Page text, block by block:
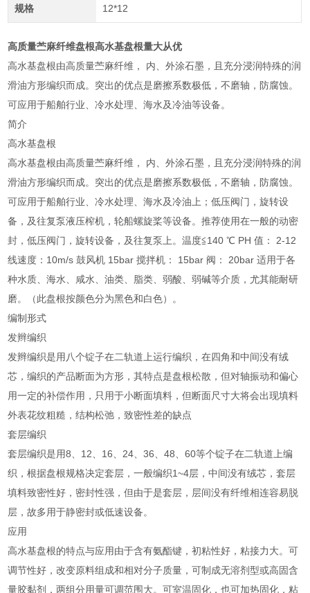
规格 12*12
高质量苎麻纤维盘根高水基盘根量大从优
高水基盘根由高质量苎麻纤维， 内、外涂石墨，且充分浸润特殊的润
滑油方形编织而成。突出的优点是磨擦系数极低，不磨轴，防腐蚀。
可应用于船舶行业、冷水处理、海水及冷油等设备。
简介
高水基盘根
高水基盘根由高质量苎麻纤维， 内、外涂石墨，且充分浸润特殊的润
滑油方形编织而成。突出的优点是磨擦系数极低，不磨轴，防腐蚀。
可应用于船舶行业、冷水处理、海水及冷油上；低压阀门，旋转设
备，及往复泵液压榨机，轮船螺旋桨等设备。推荐使用在一般的动密
封，低压阀门，旋转设备，及往复泵上。温度≦140 ℃ PH 值： 2-12
线速度：10m/s 鼓风机 15bar 搅拌机： 15bar 阀： 20bar 适用于各
种水质、海水、咸水、油类、脂类、弱酸、弱碱等介质，尤其能耐研
磨。（此盘根按颜色分为黑色和白色）。
编制形式
发辫编织
发辫编织是用八个锭子在二轨道上运行编织，在四角和中间没有绒
芯，编织的产品断面为方形，其特点是盘根松散，但对轴振动和偏心
用一定的补偿作用，只用于小断面填料，但断面尺寸大将会出现填料
外表花纹粗糙，结构松弛，致密性差的缺点
套层编织
套层编织是用8、12、16、24、36、48、60等个锭子在二轨道上编
织，根据盘根规格决定套层，一般编织1~4层，中间没有绒芯，套层
填料致密性好，密封性强，但由于是套层，层间没有纤维相连容易脱
层，故多用于静密封或低速设备。
应用
高水基盘根的特点与应用由于含有氨酯键，初粘性好，粘接力大。可
调节性好，改变原料组成和相对分子质量，可制成无溶剂型或高固含
量胶黏剂，两组分用量可调范围大。可室温固化，也可加热固化，粘